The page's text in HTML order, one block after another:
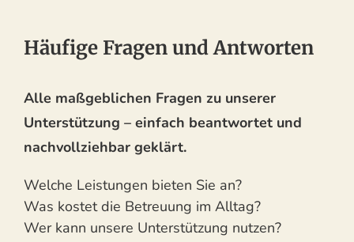
Häufige Fragen und Antworten
Alle maßgeblichen Fragen zu unserer
Unterstützung – einfach beantwortet und
nachvollziehbar geklärt.
Welche Leistungen bieten Sie an?
Was kostet die Betreuung im Alltag?
Wer kann unsere Unterstützung nutzen?